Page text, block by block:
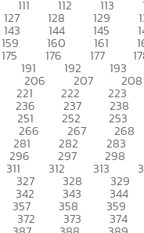
111 112 113
127 128 129
143 144 145
159 160 161
175 176 177
191 192 193
206 207 208
221 222 223
236 237 238
251 252 253
266 267 268
281 282 283
296 297 298
311 312 313
327 328 329
342 343 344
357 358 359
372 373 374